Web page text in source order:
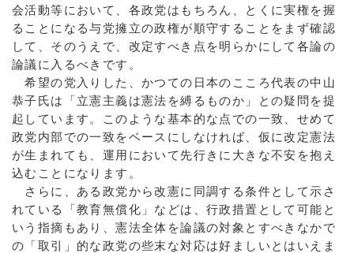
会活動等において、各政党はもちろん、とくに実権を握
ることになる与党擁立の政権が順守することをまず確認
して、そのうえで、改定すべき点を明らかにして各論の
論議に入るべきです。
希望の党入りした、かつての日本のこころ代表の中山
恭子氏は「立憲主義は憲法を縛るものか」との疑問を提
起しています。このような基本的な点での一致、せめて
政党内部での一致をベースにしなければ、仮に改定憲法
が生まれても、運用において先行きに大きな不安を抱え
込むことになります。
さらに、ある政党から改憲に同調する条件として示さ
れている「教育無償化」などは、行政措置として可能と
いう指摘もあり、憲法全体を論議の対象とすべきなかで
の「取引」的な政党の些末な対応は好ましいとはいえま